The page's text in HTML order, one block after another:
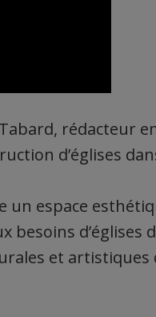
rédacteur
d’églises
un espace
d’églises
et artistiques